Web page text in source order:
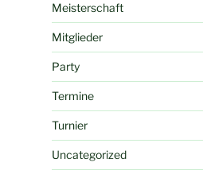
Meisterschaft
Mitglieder
Party
Termine
Turnier
Uncategorized